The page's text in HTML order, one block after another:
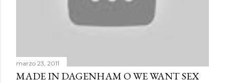
marzo 23, 2011
MADE IN DAGENHAM O WE WANT SEX